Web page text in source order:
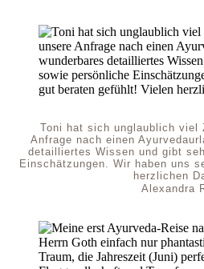
Toni hat sich unglaublich viel
Anfrage nach einen
detailliertes Wissen und gibt
Einschätzungen. Wir haben uns
herzlichen
Alexandra